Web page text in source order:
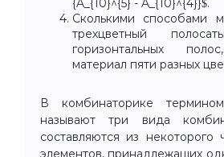
{A_{10}^{5} - A_{10}^{4}}$.
Сколькими способами
трехцветный
горизонтальных
материал пяти разных
В комбинаторике
называют три вида
составляются из некоторого
элементов, принадлежащих